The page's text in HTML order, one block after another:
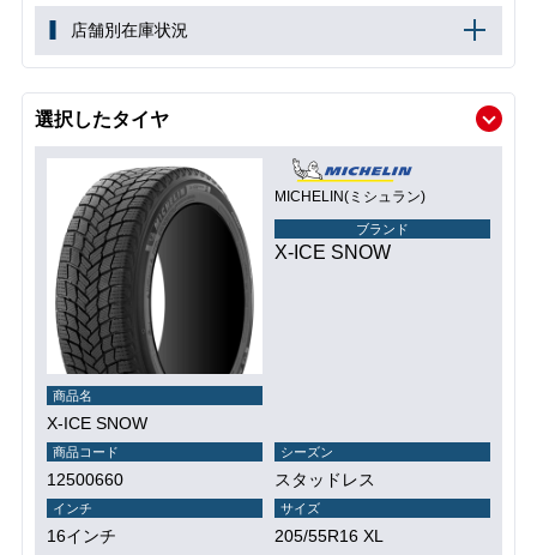
店舗別在庫状況
選択したタイヤ
MICHELIN(ミシュラン)
ブランド
X-ICE SNOW
商品名
X-ICE SNOW
商品コード
12500660
シーズン
スタッドレス
インチ
16インチ
サイズ
205/55R16 XL